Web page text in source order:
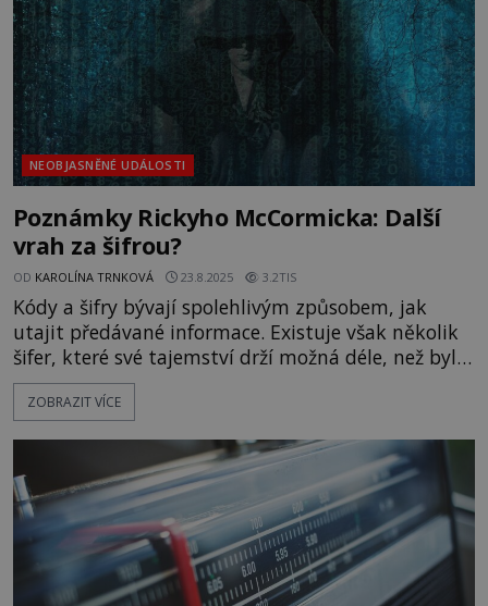
NEOBJASNĚNÉ UDÁLOSTI
Poznámky Rickyho McCormicka: Další
vrah za šifrou?
OD KAROLÍNA TRNKOVÁ 23.8.2025 3.2TIS
Kódy a šifry bývají spolehlivým způsobem, jak
utajit předávané informace. Existuje však několik
šifer, které své tajemství drží možná déle, než bylo
plánováno. Skrývají se za nimi staletí staré
rukopisy, mapy k pokladu či identita obávaného
dokonce o jednu z nejodolnějších šifer vůbec...
Snahy pře
ZOBRAZIT VÍCE